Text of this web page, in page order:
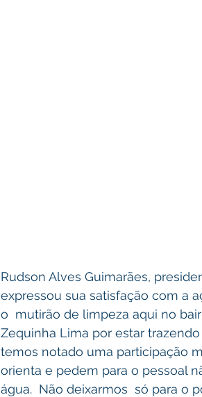
Rudson Alves Guimarães,
expressou sua satisfação com a
o  mutirão de limpeza aqui no
Zequinha Lima por estar
temos notado uma participação
orienta e pedem para o pessoal
água.  Não deixarmos  só para